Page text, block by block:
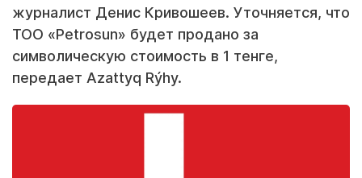
журналист Денис Кривошеев. Уточняется, что
ТОО «Petrosun» будет продано за
символическую стоимость в 1 тенге,
передает Azattyq Rýhy.